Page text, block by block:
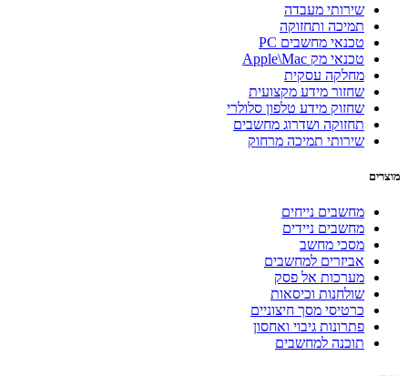
שירותי מעבדה
תמיכה ותחזוקה
טכנאי מחשבים PC
טכנאי מק Apple\Mac
מחלקה עסקית
שחזור מידע מקצועית
שחזוק מידע טלפון סלולרי
תחזוקה ושדרוג מחשבים
שירותי תמיכה מרחוק
מוצרים
מחשבים נייחים
מחשבים ניידים
מסכי מחשב
אביזרים למחשבים
מערכות אל פסק
שולחנות וכיסאות
כרטיסי מסך חיצוניים
פתרונות גיבוי ואחסון
תוכנה למחשבים